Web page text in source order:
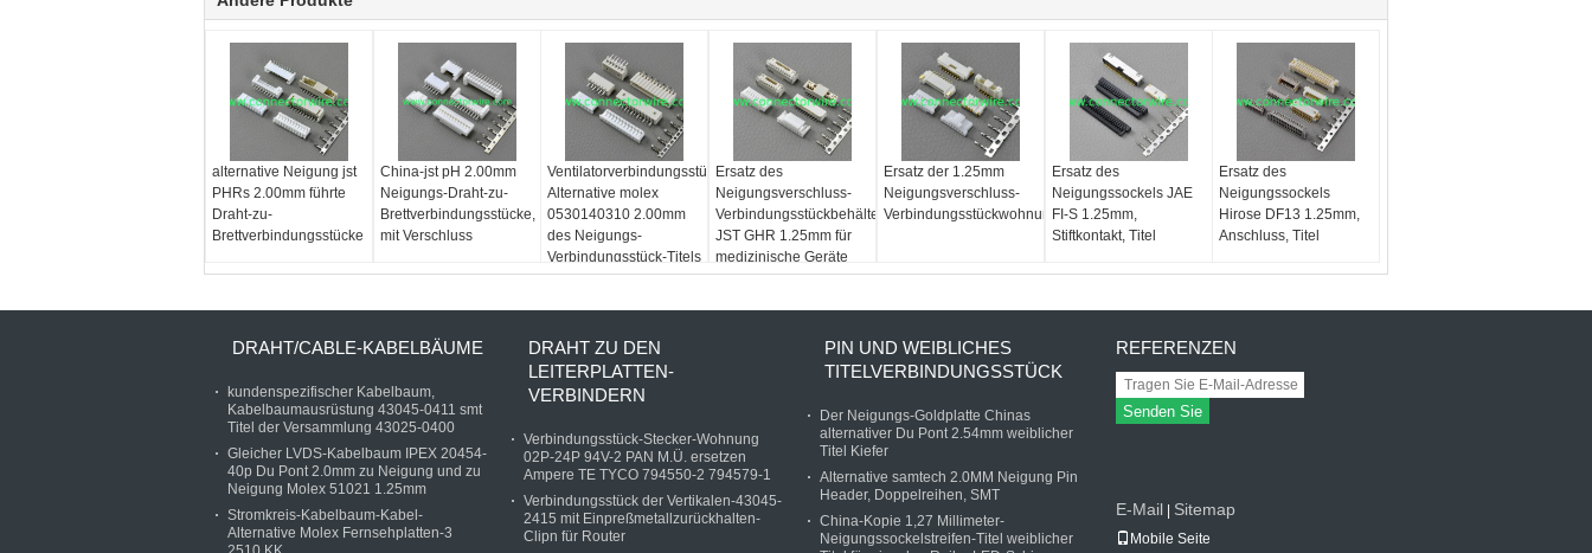
alternative Neigung jst
PHRs 2.00mm führte
Draht-zu-
Brettverbindungsstücke
China-jst pH 2.00mm
Neigungs-Draht-zu-
Brettverbindungsstücke,
mit Verschluss
Ventilatorverbindungsstück
Alternative molex
0530140310 2.00mm
des Neigungs-
Verbindungsstück-Titels
durch Position 0,079"
Ersatz des
Neigungsverschluss-
Verbindungsstückbehälters
JST GHR 1.25mm für
medizinische Geräte
Ersatz der 1.25mm
Neigungsverschluss-
Verbindungsstückwohnung
Ersatz des
Neigungssockels JAE
FI-S 1.25mm,
Stiftkontakt, Titel
Ersatz des
Neigungssockels
Hirose DF13 1.25mm,
Anschluss, Titel
DRAHT/CABLE-KABELBÄUME
kundenspezifischer Kabelbaum,
Kabelbaumausrüstung 43045-0411 smt
Titel der Versammlung 43025-0400
Gleicher LVDS-Kabelbaum IPEX 20454-
40p Du Pont 2.0mm zu Neigung und zu
Neigung Molex 51021 1.25mm
Stromkreis-Kabelbaum-Kabel-
Alternative Molex Fernsehplatten-3
DRAHT ZU DEN
LEITERPLATTEN-
VERBINDERN
Verbindungsstück-Stecker-Wohnung
02P-24P 94V-2 PAN M.Ü. ersetzen
Ampere TE TYCO 794550-2 794579-1
Verbindungsstück der Vertikalen-43045-
2415 mit Einpreßmetallzurückhalten-
Clipn für Router
PIN UND WEIBLICHES
TITELVERBINDUNGSSTÜCK
Der Neigungs-Goldplatte Chinas
alternativer Du Pont 2.54mm weiblicher
Titel Kiefer
Alternative samtech 2.0MM Neigung Pin
Header, Doppelreihen, SMT
China-Kopie 1,27 Millimeter-
Neigungssockelstreifen-Titel weiblicher
REFERENZEN
Senden Sie
E-Mail Sitemap
Mobile Seite